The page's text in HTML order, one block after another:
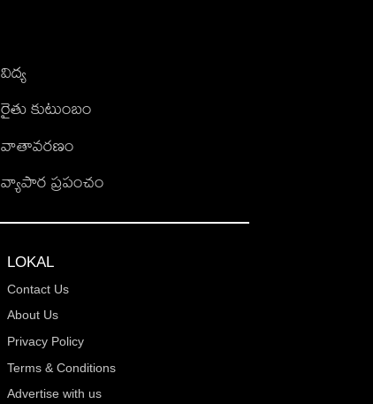
విద్య
రైతు కుటుంబం
వాతావరణం
వ్యాపార ప్రపంచం
LOKAL
Contact Us
About Us
Privacy Policy
Terms & Conditions
Advertise with us